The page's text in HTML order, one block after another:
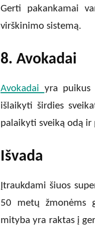
Gerti pakankamai
virškinimo sistemą.
8. Avokadai
Avokadai yra puikus
išlaikyti širdies
palaikyti sveiką odą ir
Išvada
Įtraukdami šiuos
50 metų žmonėms
mityba yra raktas į